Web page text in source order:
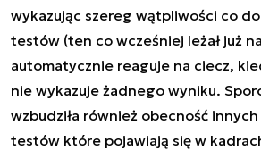
wykazując szereg wątpliwości co
testów (ten co wcześniej leżał już
automatycznie reaguje na ciecz,
nie wykazuje żadnego wyniku.
wzbudziła również obecność
testów które pojawiają się w